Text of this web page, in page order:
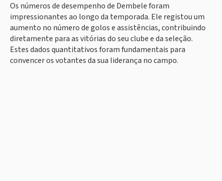
Os números de desempenho de Dembele foram
impressionantes ao longo da temporada. Ele registou um
aumento no número de golos e assistências, contribuindo
diretamente para as vitórias do seu clube e da seleção.
Estes dados quantitativos foram fundamentais para
convencer os votantes da sua liderança no campo.